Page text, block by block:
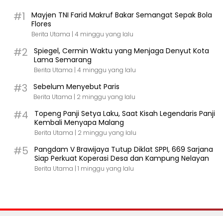
#1
Mayjen TNI Farid Makruf Bakar Semangat Sepak Bola
Flores
Berita Utama | 4 minggu yang lalu
#2
Spiegel, Cermin Waktu yang Menjaga Denyut Kota
Lama Semarang
Berita Utama | 4 minggu yang lalu
#3 Sebelum Menyebut Paris
Berita Utama | 2 minggu yang lalu
#4
Topeng Panji Setya Laku, Saat Kisah Legendaris Panji
Kembali Menyapa Malang
Berita Utama | 2 minggu yang lalu
#5
Pangdam V Brawijaya Tutup Diklat SPPI, 669 Sarjana
Siap Perkuat Koperasi Desa dan Kampung Nelayan
Berita Utama | 1 minggu yang lalu